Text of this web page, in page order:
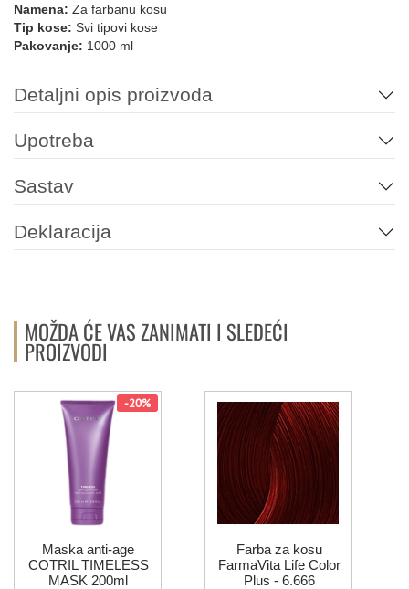
Namena: Za farbanu kosu
Tip kose: Svi tipovi kose
Pakovanje: 1000 ml
Detaljni opis proizvoda
Upotreba
Sastav
Deklaracija
MOŽDA ĆE VAS ZANIMATI I SLEDEĆI
PROIZVODI
-20%
Maska anti-age
COTRIL TIMELESS
MASK 200ml
Farba za kosu
FarmaVita Life Color
Plus - 6.666